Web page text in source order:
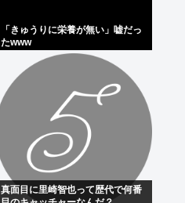
「きゅうりに栄養が無い」嘘だっ
たwww
真面目に里崎智也って歴代で何番